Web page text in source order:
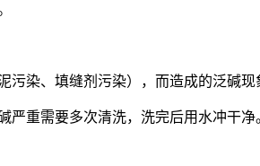
、填缝剂污染），而造成的泛碱现
需要多次清洗，洗完后用水冲干净